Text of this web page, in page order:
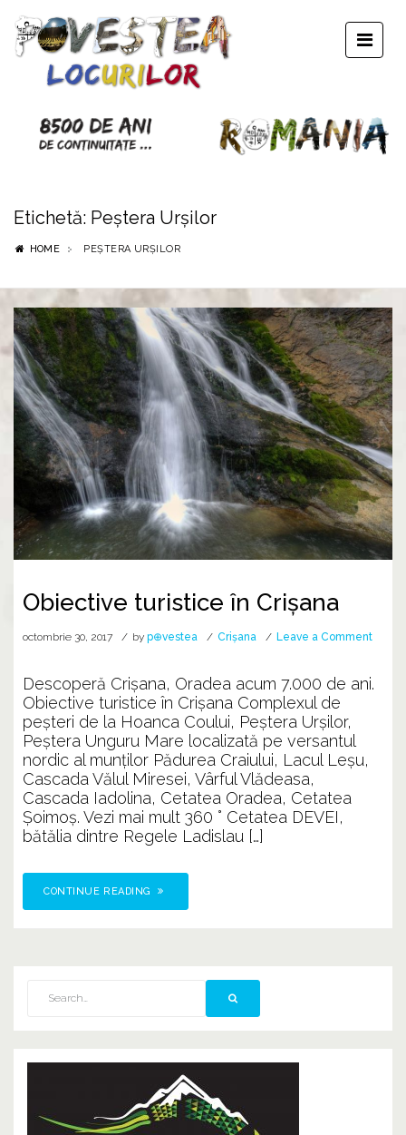
Etichetă: Peștera Urșilor
HOME PEȘTERA URȘILOR
Obiective turistice în Crișana
octombrie 30, 2017 by p⊕vestea Crișana Leave a Commenton
în
Descoperă Crișana, Oradea acum 7.000 de ani.
Obiective turistice în Crișana Complexul de
peșteri de la Hoanca Coului, Peștera Urșilor,
Peștera Unguru Mare localizată pe versantul
nordic al munților Pădurea Craiului, Lacul Leșu,
Cascada Vălul Miresei, Vârful Vlădeasa,
Cascada Iadolina, Cetatea Oradea, Cetatea
Șoimoș. Vezi mai mult 360 ° Cetatea DEVEI,
bătălia dintre Regele Ladislau […]
CONTINUE READING